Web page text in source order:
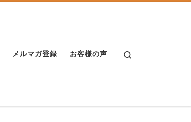
メルマガ登録 お客様の声